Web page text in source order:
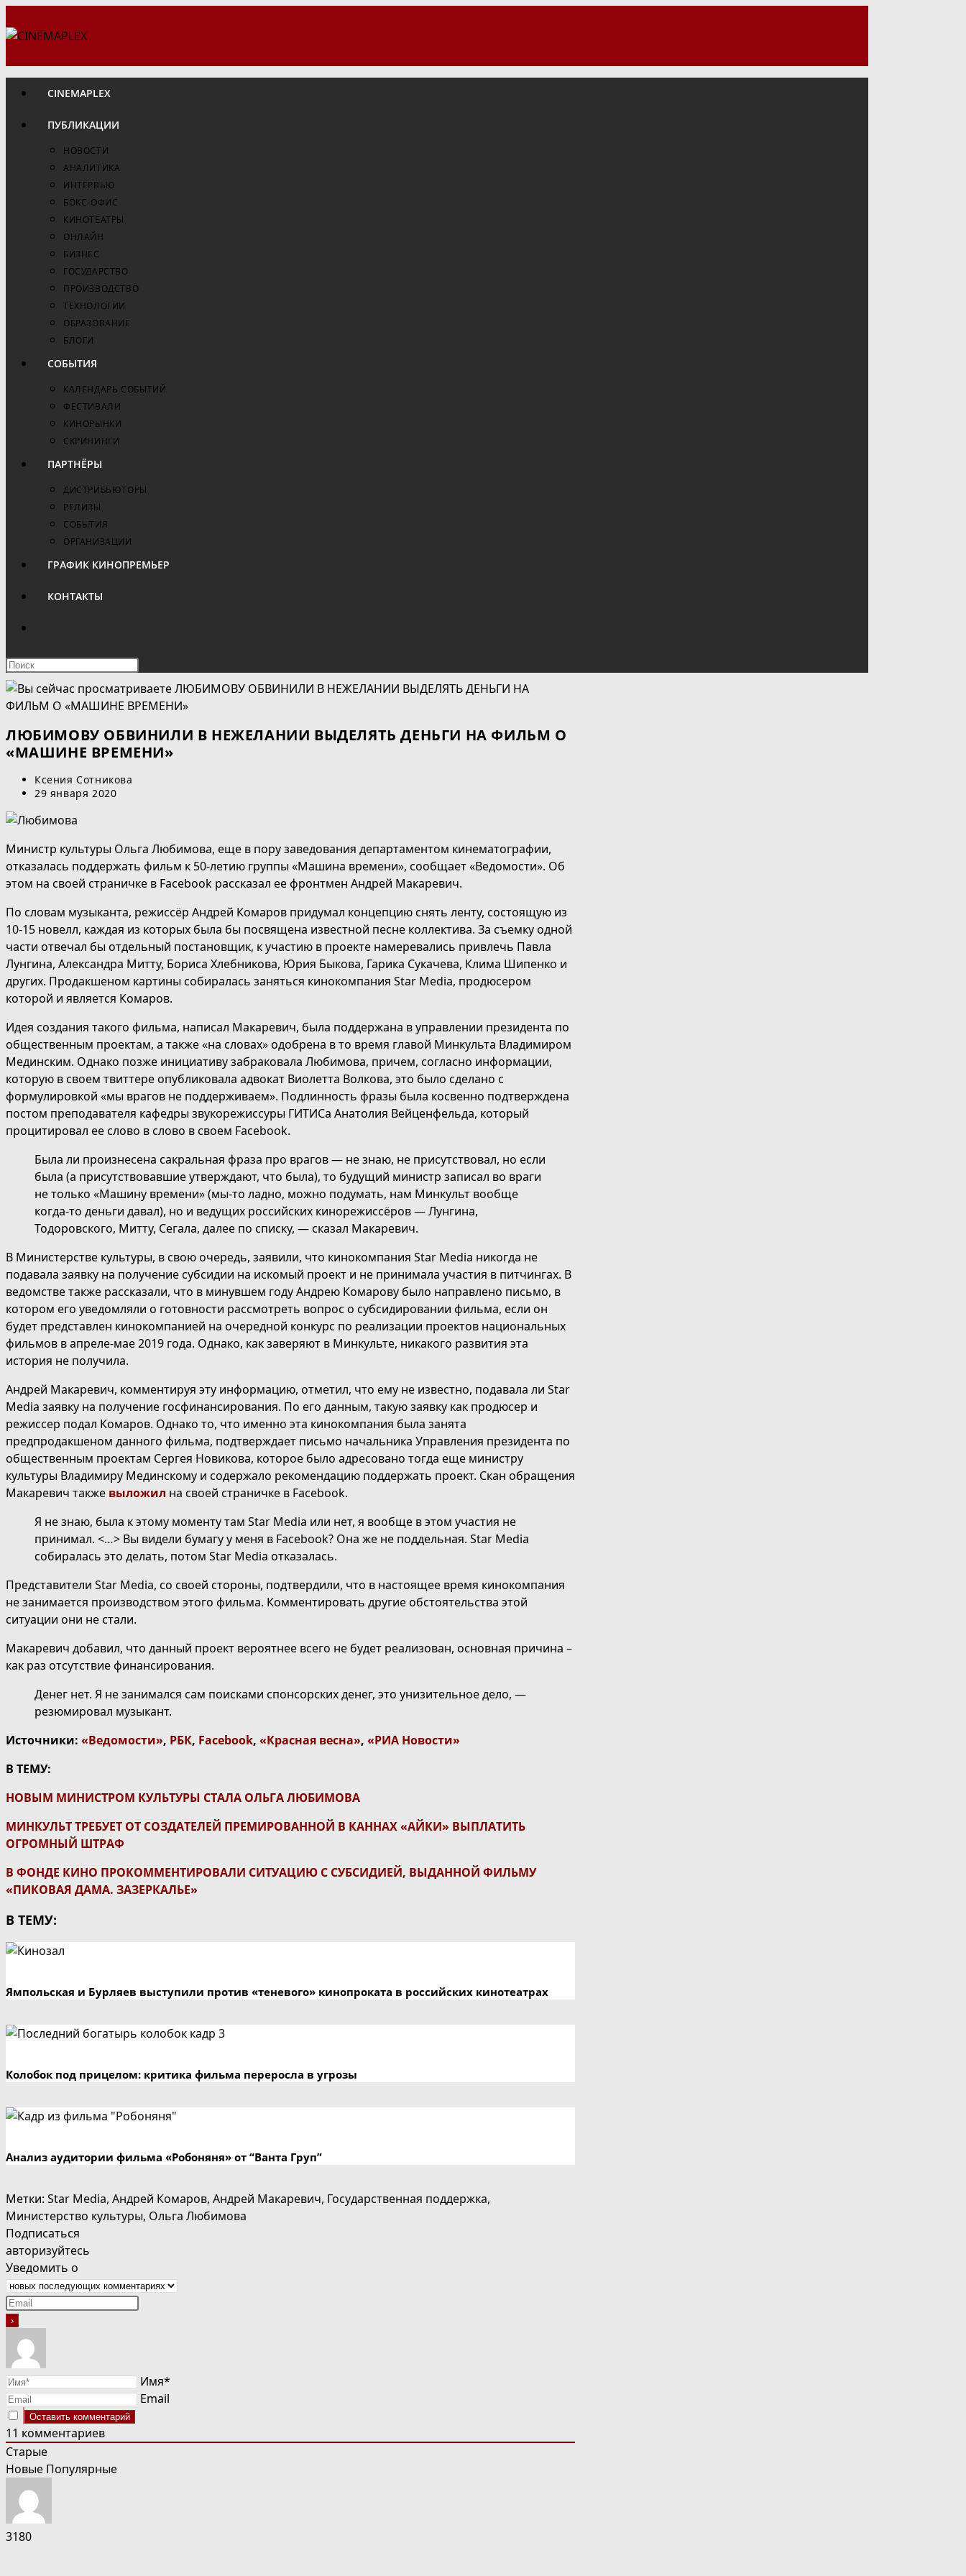
к
CINEMAPLEX
ПУБЛИКАЦИИ
НОВОСТИ
АНАЛИТИКА
ИНТЕРВЬЮ
БОКС-ОФИС
КИНОТЕАТРЫ
ОНЛАЙН
БИЗНЕС
ГОСУДАРСТВО
ПРОИЗВОДСТВО
ТЕХНОЛОГИИ
ОБРАЗОВАНИЕ
БЛОГИ
СОБЫТИЯ
КАЛЕНДАРЬ СОБЫТИЙ
ФЕСТИВАЛИ
КИНОРЫНКИ
СКРИНИНГИ
ПАРТНЁРЫ
ДИСТРИБЬЮТОРЫ
РЕЛИЗЫ
СОБЫТИЯ
ОРГАНИЗАЦИИ
ГРАФИК КИНОПРЕМЬЕР
КОНТАКТЫ
ПОИСК
ПО
САЙТУ
Нажмите
клавишу
Escape,
чтобы
закрыть
панель
ЛЮБИМОВУ ОБВИНИЛИ В НЕЖЕЛАНИИ ВЫДЕЛЯТЬ ДЕНЬГИ НА ФИЛЬМ О
«МАШИНЕ ВРЕМЕНИ»
Автор
записи:
Ксения Сотникова
Запись
29 января 2020
Министр культуры Ольга Любимова, еще в пору заведования департаментом кинематографии,
отказалась поддержать фильм к 50-летию группы «Машина времени», сообщает «Ведомости». Об
этом на своей страничке в Facebook рассказал ее фронтмен Андрей Макаревич.
По словам музыканта, режиссёр Андрей Комаров придумал концепцию снять ленту, состоящую из
10-15 новелл, каждая из которых была бы посвящена известной песне коллектива. За съемку одной
части отвечал бы отдельный постановщик, к участию в проекте намеревались привлечь Павла
Лунгина, Александра Митту, Бориса Хлебникова, Юрия Быкова, Гарика Сукачева, Клима Шипенко и
других. Продакшеном картины собиралась заняться кинокомпания Star Media, продюсером
которой и является Комаров.
Идея создания такого фильма, написал Макаревич, была поддержана в управлении президента по
общественным проектам, а также «на словах» одобрена в то время главой Минкульта Владимиром
Мединским. Однако позже инициативу забраковала Любимова, причем, согласно информации,
которую в своем твиттере опубликовала адвокат Виолетта Волкова, это было сделано с
формулировкой «мы врагов не поддерживаем». Подлинность фразы была косвенно подтверждена
постом преподавателя кафедры звукорежиссуры ГИТИСа Анатолия Вейценфельда, который
процитировал ее слово в слово в своем Facebook.
Была ли произнесена сакральная фраза про врагов — не знаю, не присутствовал, но если
была (а присутствовавшие утверждают, что была), то будущий министр записал во враги
не только «Машину времени» (мы-то ладно, можно подумать, нам Минкульт вообще
когда-то деньги давал), но и ведущих российских кинорежиссёров — Лунгина,
Тодоровского, Митту, Сегала, далее по списку, — сказал Макаревич.
В Министерстве культуры, в свою очередь, заявили, что кинокомпания Star Media никогда не
подавала заявку на получение субсидии на искомый проект и не принимала участия в питчингах. В
ведомстве также рассказали, что в минувшем году Андрею Комарову было направлено письмо, в
котором его уведомляли о готовности рассмотреть вопрос о субсидировании фильма, если он
будет представлен кинокомпанией на очередной конкурс по реализации проектов национальных
фильмов в апреле-мае 2019 года. Однако, как заверяют в Минкульте, никакого развития эта
история не получила.
Андрей Макаревич, комментируя эту информацию, отметил, что ему не известно, подавала ли Star
Media заявку на получение госфинансирования. По его данным, такую заявку как продюсер и
режиссер подал Комаров. Однако то, что именно эта кинокомпания была занята
предпродакшеном данного фильма, подтверждает письмо начальника Управления президента по
общественным проектам Сергея Новикова, которое было адресовано тогда еще министру
культуры Владимиру Мединскому и содержало рекомендацию поддержать проект. Скан обращения
Макаревич также выложил на своей страничке в Facebook.
Я не знаю, была к этому моменту там Star Media или нет, я вообще в этом участия не
принимал. <…> Вы видели бумагу у меня в Facebook? Она же не поддельная. Star Media
собиралась это делать, потом Star Media отказалась.
Представители Star Media, со своей стороны, подтвердили, что в настоящее время кинокомпания
не занимается производством этого фильма. Комментировать другие обстоятельства этой
ситуации они не стали.
Макаревич добавил, что данный проект вероятнее всего не будет реализован, основная причина –
как раз отсутствие финансирования.
Денег нет. Я не занимался сам поисками спонсорских денег, это унизительное дело, —
резюмировал музыкант.
Источники: «Ведомости», РБК, Facebook, «Красная весна», «РИА Новости»
В ТЕМУ:
НОВЫМ МИНИСТРОМ КУЛЬТУРЫ СТАЛА ОЛЬГА ЛЮБИМОВА
МИНКУЛЬТ ТРЕБУЕТ ОТ СОЗДАТЕЛЕЙ ПРЕМИРОВАННОЙ В КАННАХ «АЙКИ» ВЫПЛАТИТЬ
ОГРОМНЫЙ ШТРАФ
В ФОНДЕ КИНО ПРОКОММЕНТИРОВАЛИ СИТУАЦИЮ С СУБСИДИЕЙ, ВЫДАННОЙ ФИЛЬМУ
«ПИКОВАЯ ДАМА. ЗАЗЕРКАЛЬЕ»
В ТЕМУ:
Ямпольская и Бурляев выступили против «теневого» кинопроката в российских кинотеатрах
Колобок под прицелом: критика фильма переросла в угрозы
Анализ аудитории фильма «Робоняня» от “Ванта Груп”
Метки: Star Media, Андрей Комаров, Андрей Макаревич, Государственная поддержка,
Министерство культуры, Ольга Любимова
Подписаться
авторизуйтесь
Уведомить о
Имя*
Email
11 комментариев
Старые
Новые Популярные
3180